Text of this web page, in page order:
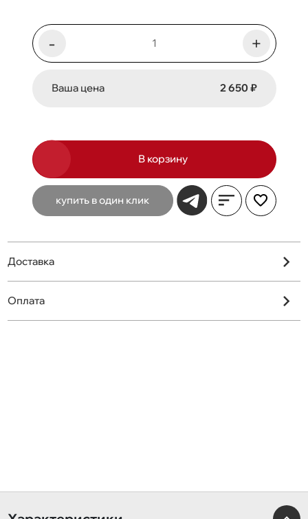
- +
Ваша цена 2 650 ₽
В корзину
купить в один клик
Доставка
Оплата